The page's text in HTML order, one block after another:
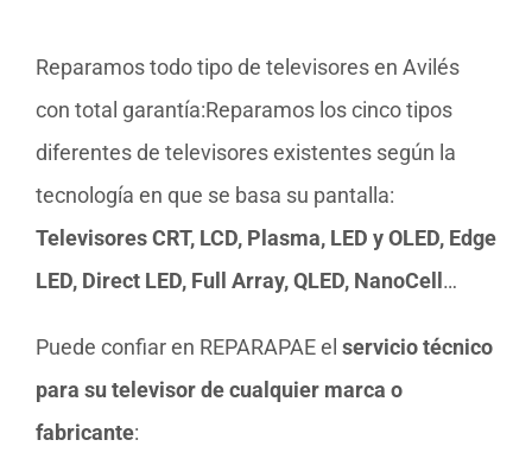
Reparamos todo tipo de televisores en Avilés
con total garantía:Reparamos los cinco tipos
diferentes de televisores existentes según la
tecnología en que se basa su pantalla:
Televisores CRT, LCD, Plasma, LED y OLED, Edge
LED, Direct LED, Full Array, QLED, NanoCell…
Puede confiar en REPARAPAE el servicio técnico
para su televisor de cualquier marca o
fabricante: